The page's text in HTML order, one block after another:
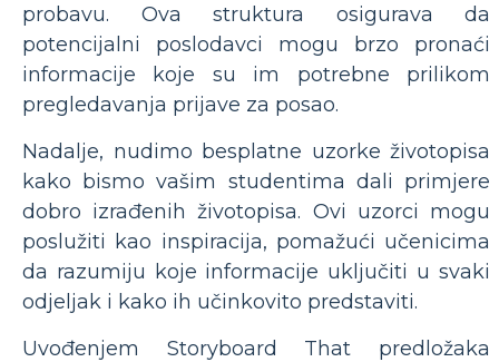
probavu. Ova struktura osigurava da
potencijalni poslodavci mogu brzo pronaći
informacije koje su im potrebne prilikom
pregledavanja prijave za posao.
Nadalje, nudimo besplatne uzorke životopisa
kako bismo vašim studentima dali primjere
dobro izrađenih životopisa. Ovi uzorci mogu
poslužiti kao inspiracija, pomažući učenicima
da razumiju koje informacije uključiti u svaki
odjeljak i kako ih učinkovito predstaviti.
Uvođenjem Storyboard That predložaka